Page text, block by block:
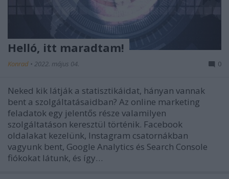
Helló, itt maradtam!
Konrad • 2022. május 04. 0
Neked kik látják a statisztikáidat, hányan vannak
bent a szolgáltatásaidban? Az online marketing
feladatok egy jelentős része valamilyen
szolgáltatáson keresztül történik. Facebook
oldalakat kezelünk, Instagram csatornákban
vagyunk bent, Google Analytics és Search Console
fiókokat látunk, és így…